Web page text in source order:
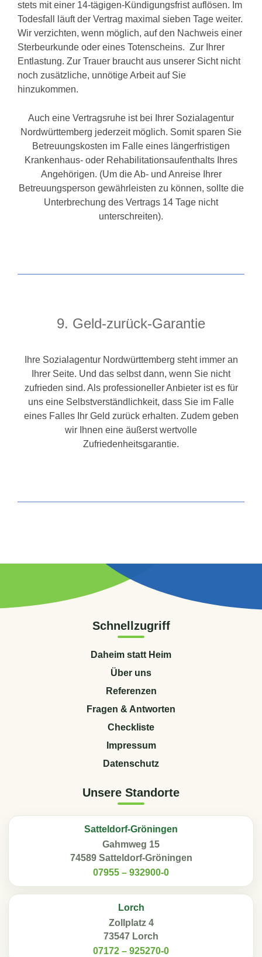
stets mit einer 14-tägigen-Kündigungsfrist auflösen. Im
Todesfall läuft der Vertrag maximal sieben Tage weiter.
Wir verzichten, wenn möglich, auf den Nachweis einer
Sterbeurkunde oder eines Totenscheins. Zur Ihrer
Entlastung. Zur Trauer braucht aus unserer Sicht nicht
noch zusätzliche, unnötige Arbeit auf Sie
hinzukommen.
Auch eine Vertragsruhe ist bei Ihrer Sozialagentur
Nordwürttemberg jederzeit möglich. Somit sparen Sie
Betreuungskosten im Falle eines längerfristigen
Krankenhaus- oder Rehabilitationsaufenthalts Ihres
Angehörigen. (Um die Ab- und Anreise Ihrer
Betreuungsperson gewährleisten zu können, sollte die
Unterbrechung des Vertrags 14 Tage nicht
unterschreiten).
9. Geld-zurück-Garantie
Ihre Sozialagentur Nordwürttemberg steht immer an
Ihrer Seite. Und das selbst dann, wenn Sie nicht
zufrieden sind. Als professioneller Anbieter ist es für
uns eine Selbstverständlichkeit, dass Sie im Falle
eines Falles Ihr Geld zurück erhalten. Zudem geben
wir Ihnen eine äußerst wertvolle
Zufriedenheitsgarantie.
Schnellzugriff
Daheim statt Heim
Über uns
Referenzen
Fragen & Antworten
Checkliste
Impressum
Datenschutz
Unsere Standorte
Satteldorf-Gröningen
Gahmweg 15
74589 Satteldorf-Gröningen
07955 – 932900-0
Lorch
Zollplatz 4
73547 Lorch
07172 – 925270-0